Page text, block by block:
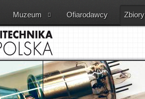
Muzeum Ofiarodawcy Zbiory